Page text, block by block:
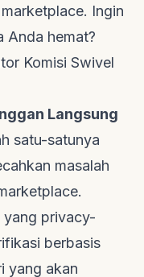
Ingin
Anda hemat?
Komisi Swivel
Langsung
satu-satunya
masalah
yang privacy-
berbasis
yang akan